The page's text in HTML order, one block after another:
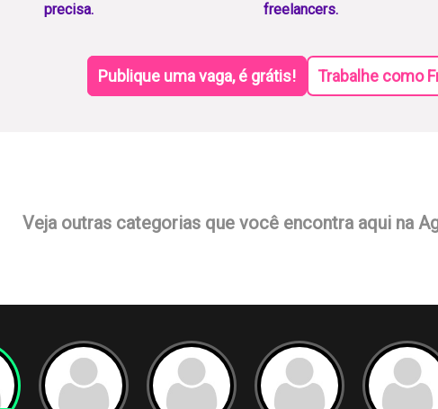
precisa.
freelancers.
Publique uma vaga, é grátis! Trabalhe como
Veja outras categorias que você encontra aqui na